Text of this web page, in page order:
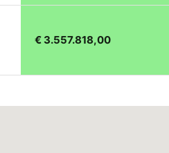
€ 3.557.818,00